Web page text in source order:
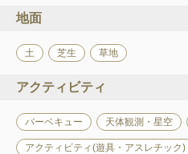
地面
土 芝生 草地
アクティビティ
バーベキュー 天体観測・星空
アクティビティ(遊具・アスレチック)